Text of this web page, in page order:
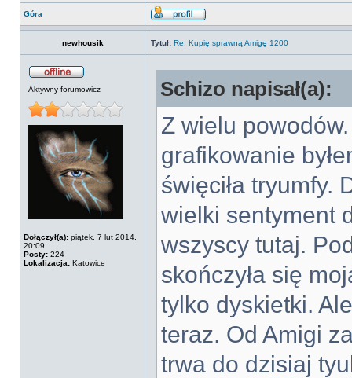
Góra
newhousik Tytuł: Re: Kupię sprawną Amigę 1200
Aktywny forumowicz
Dołączył(a): piątek, 7 lut 2014,
20:09
Posty: 224
Lokalizacja: Katowice
Schizo napisał(a):
Z wielu
grafikowanie
święciła tryumfy.
wielki sentyment
wszyscy tutaj.
skończyła się
tylko dyskietki.
teraz. Od Amigi
trwa do dzisiaj